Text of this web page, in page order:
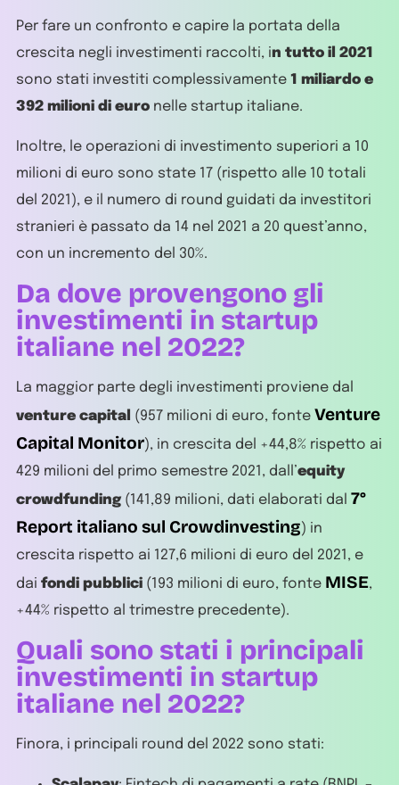
Per fare un confronto e capire la portata della
crescita negli investimenti raccolti, in tutto il 2021
sono stati investiti complessivamente 1 miliardo e
392 milioni di euro nelle startup italiane.
Inoltre, le operazioni di investimento superiori a 10
milioni di euro sono state 17 (rispetto alle 10 totali
del 2021), e il numero di round guidati da investitori
stranieri è passato da 14 nel 2021 a 20 quest’anno,
con un incremento del 30%.
Da dove provengono gli
investimenti in startup
italiane nel 2022?
La maggior parte degli investimenti proviene dal
venture capital (957 milioni di euro, fonte Venture
Capital Monitor), in crescita del +44,8% rispetto ai
429 milioni del primo semestre 2021, dall’equity
crowdfunding(141,89 milioni, dati elaborati dal 7°
Report italiano sul Crowdinvesting) in
crescita rispetto ai 127,6 milioni di euro del 2021, e
dai fondi pubblici (193 milioni di euro, fonte MISE,
+44% rispetto al trimestre precedente).
Quali sono stati i principali
investimenti in startup
italiane nel 2022?
Finora, i principali round del 2022 sono stati: